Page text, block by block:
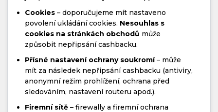
Cookies – doporučujeme mít nastaveno
povolení ukládání cookies. Nesouhlas s
cookies na stránkách obchodů může
způsobit nepřipsání cashbacku.
Přísné nastavení ochrany soukromí– může
mít za následek nepřipsání cashbacku (antiviry,
anonymní režim prohlížení, ochrana před
sledováním, nastavení routeru apod.).
Firemní sítě – firewally a firemní ochrana